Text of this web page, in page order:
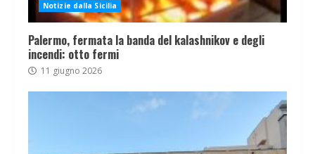
Notizie dalla Sicilia
Palermo, fermata la banda del kalashnikov e degli
incendi: otto fermi
11 giugno 2026